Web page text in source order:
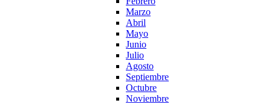
Marzo
Abril
Mayo
Junio
Julio
Agosto
Septiembre
Octubre
Noviembre